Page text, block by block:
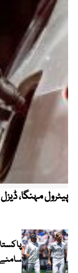
پیٹرول مہنگا،
سامنے